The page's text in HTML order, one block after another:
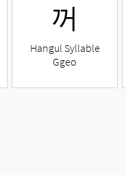
꺼
Hangul Syllable
Ggeo